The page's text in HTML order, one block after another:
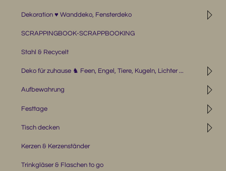
◹
Dekoration ♥ Wanddeko, Fensterdeko
SCRAPPINGBOOK-SCRAPPBOOKING
Stahl & Recycelt
◹
Deko für zuhause ♞ Feen, Engel, Tiere, Kugeln, Lichter ...
◹
Aufbewahrung
◹
Festtage
◹
Tisch decken
Kerzen & Kerzenständer
Trinkgläser & Flaschen to go